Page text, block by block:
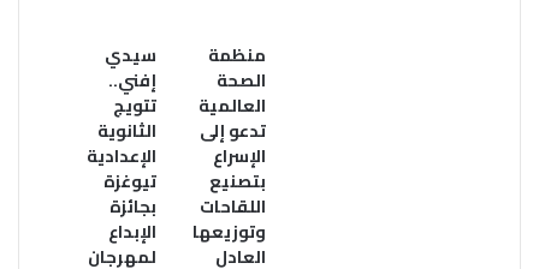
منظمة
الصحة
العالمية
تدعو إلى
الإسراع
بتصنيع
اللقاحات
وتوزيعها
العادل
سيدي
إفني..
تتويج
الثانوية
الإعدادية
تيوغزة
بجائزة
الإبداع
لمهرجان